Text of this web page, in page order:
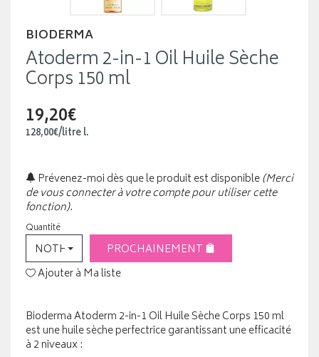
BIODERMA
Atoderm 2-in-1 Oil Huile Sèche
Corps 150 ml
19,20€
128,00€/litrel.
Prévenez-moi dès que le produit est disponible(Merci
de vous connecter à votre compte pour utiliser cette
fonction).
Quantité
NOTHING SELECTEDPROCHAINEMENT
Ajouter à Ma liste
Bioderma Atoderm 2-in-1 Oil Huile Sèche Corps 150 ml
est une huile sèche perfectrice garantissant une efficacité
à 2 niveaux :